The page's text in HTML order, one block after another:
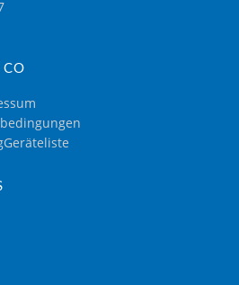
CO
Geräteliste